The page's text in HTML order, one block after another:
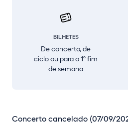
BILHETES
De concerto, de
ciclo ou para o 1º fim
de semana
Concerto cancelado (07/09/